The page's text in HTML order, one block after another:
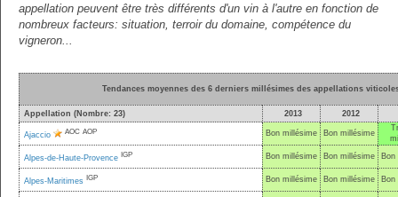
appellation peuvent être très différents d'un vin à l'autre en fonction de
nombreux facteurs: situation, terroir du domaine, compétence du
vigneron...
Tendances moyennes des 6 derniers millésimes des appellations
Appellation (Nombre: 23) 2013 2012
Ajaccio AOC AOP Bon millésime Bon millésime
Alpes-de-Haute-Provence IGP Bon millésime Bon millésime Bon
Alpes-Maritimes IGP Bon millésime Bon millésime Bon